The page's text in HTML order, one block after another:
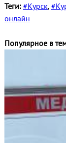
Теги: #Курск,
онлайн
Популярное в